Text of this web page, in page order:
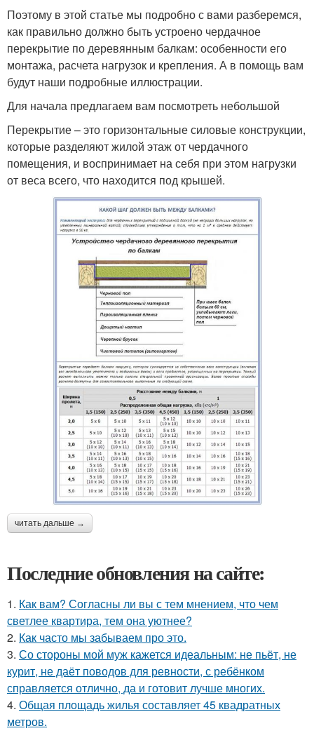
Поэтому в этой статье мы подробно с вами разберемся,
как правильно должно быть устроено чердачное
перекрытие по деревянным балкам: особенности его
монтажа, расчета нагрузок и крепления. А в помощь вам
будут наши подробные иллюстрации.
Для начала предлагаем вам посмотреть небольшой
Перекрытие – это горизонтальные силовые конструкции,
которые разделяют жилой этаж от чердачного
помещения, и воспринимает на себя при этом нагрузки
от веса всего, что находится под крышей.
читать дальше →
Последние обновления на сайте:
1. Как вам? Согласны ли вы с тем мнением, что чем
светлее квартира, тем она уютнее?
2. Как часто мы забываем про это.
3. Со стороны мой муж кажется идеальным: не пьёт, не
курит, не даёт поводов для ревности, с ребёнком
справляется отлично, да и готовит лучше многих.
4. Общая площадь жилья составляет 45 квадратных
метров.